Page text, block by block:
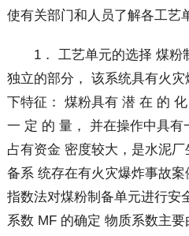
使有关部门和人员了解各工艺
1． 工艺单元的选择 煤粉
独立的部分， 该系统具有火
下特征： 煤粉具有 潜 在 的
一 定 的 量， 并在操作中具有
占有资金 密度较大，是水泥
备系 统存在有火灾爆炸事故
指数法对煤粉制备单元进行安
系数 MF 的确定 物质系数主